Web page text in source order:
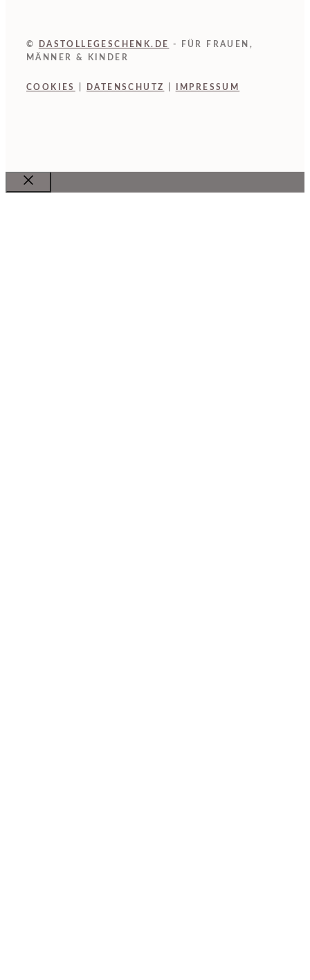
© DASTOLLEGESCHENK.DE
- FÜR FRAUEN,
MÄNNER & KINDER
COOKIES DATENSCHUTZ IMPRESSUM